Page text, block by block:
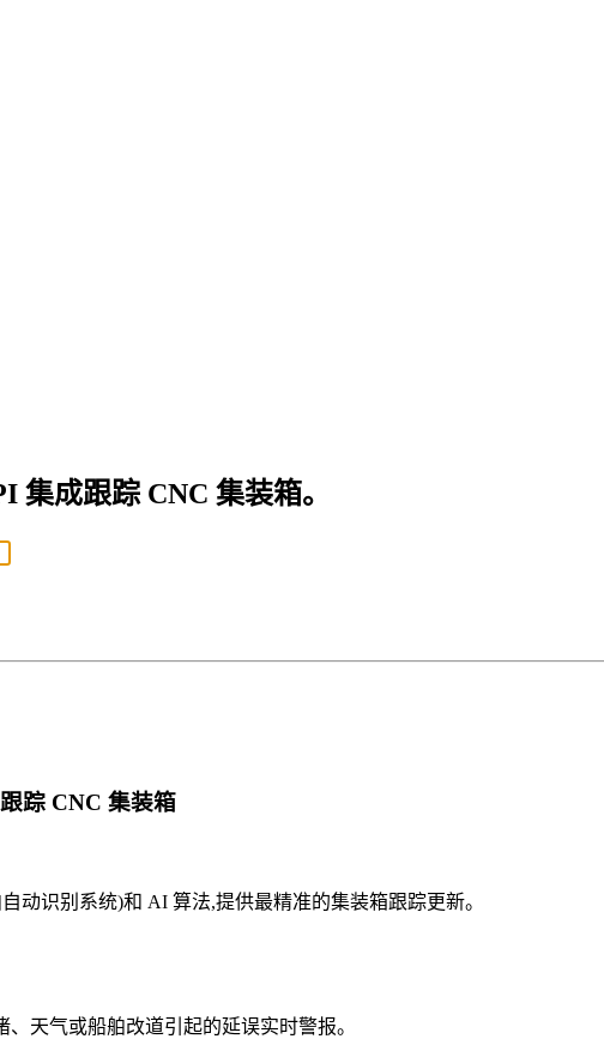
集成跟踪 CNC 集装箱。
踪 CNC 集装箱
动识别系统)和 AI 算法,提供最精准的集装箱跟踪更新。
天气或船舶改道引起的延误实时警报。